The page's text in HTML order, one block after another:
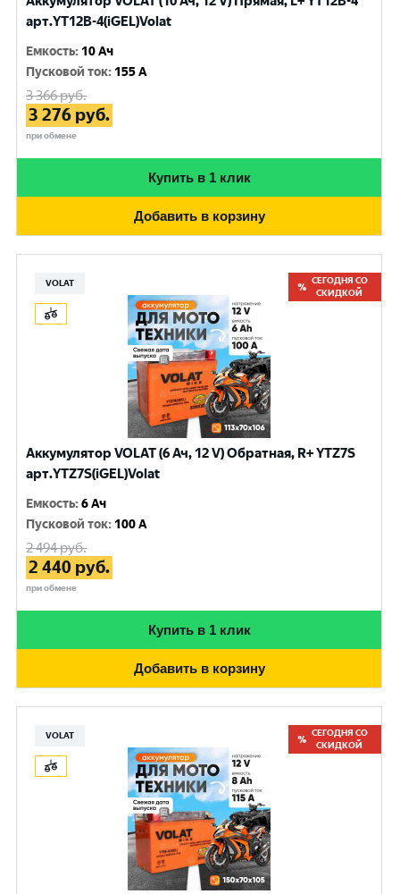
арт.YT12B-4(iGEL)Volat
Емкость: 10 Ач
Пусковой ток: 155 A
3 366руб.
3 276 руб.
при обмене
Купить в 1 клик
Добавить в корзину
VOLAT
СЕГОДНЯ СО
СКИДКОЙ
Аккумулятор VOLAT (6 Ач, 12 V) Обратная, R+ YTZ7S
арт.YTZ7S(iGEL)Volat
Емкость:6 Ач
Пусковой ток: 100 A
2 494руб.
2 440 руб.
при обмене
Купить в 1 клик
Добавить в корзину
VOLAT
СЕГОДНЯ СО
СКИДКОЙ